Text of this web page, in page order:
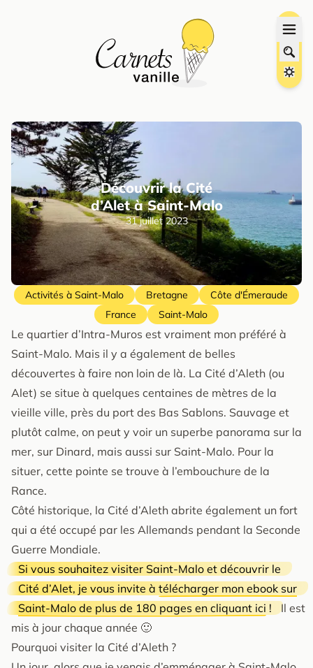
Découvrir la Cité
d’Alet à Saint-Malo
31 juillet 2023
Activités à Saint-Malo Bretagne
Côte d'Émeraude
France
Saint-Malo
Le quartier d’Intra-Muros est vraiment mon préféré à
Saint-Malo. Mais il y a également de belles
découvertes à faire non loin de là. La Cité d’Aleth (ou
Alet) se situe à quelques centaines de mètres de la
vieille ville, près du port des Bas Sablons. Sauvage et
plutôt calme, on peut y voir un superbe panorama sur la
mer, sur Dinard, mais aussi sur Saint-Malo. Pour la
situer, cette pointe se trouve à l’embouchure de la
Rance.
Côté historique, la Cité d’Aleth abrite également un fort
qui a été occupé par les Allemands pendant la Seconde
Guerre Mondiale.
Si vous souhaitez visiter Saint-Malo et découvrir le
Cité d’Alet, je vous invite à télécharger mon ebook sur
Saint-Malo de plus de 180 pages en cliquant ici !
Il est
mis à jour chaque année 🙂
Pourquoi visiter la Cité d’Aleth ?